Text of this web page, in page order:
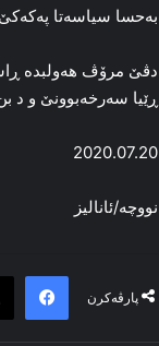
به‌حسا سیاسه‌تا
دڤێ مرۆڤ هه‌ولبده‌
ڕێیا سه‌رخه‌بوونێ و د
2020.07.20
نووچه‌/ئانالیز
پارڤەکرن